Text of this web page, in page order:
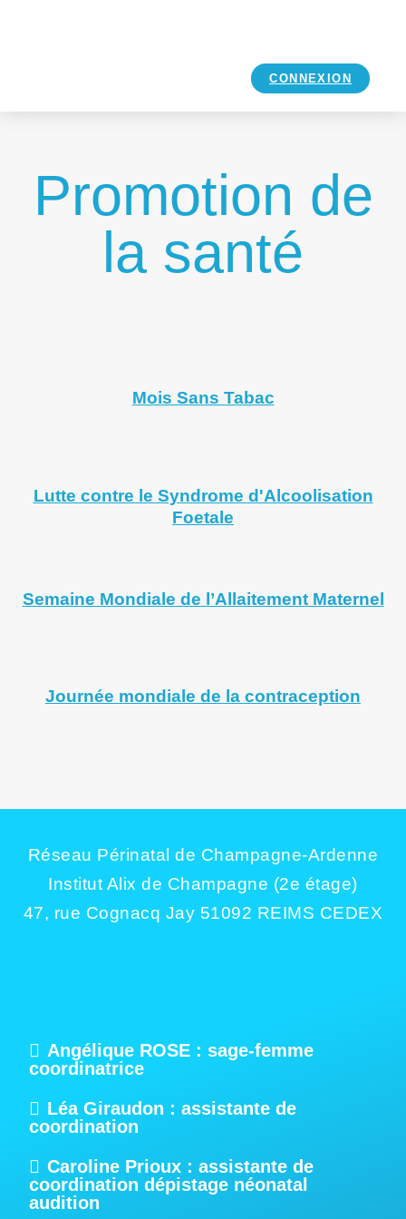
CONNEXION
Promotion de
la santé
Mois Sans Tabac
Lutte contre le Syndrome d'Alcoolisation
Foetale
Semaine Mondiale de l’Allaitement Maternel
Journée mondiale de la contraception
Réseau Périnatal de Champagne-Ardenne
Institut Alix de Champagne (2e étage)
47, rue Cognacq Jay 51092 REIMS CEDEX
Angélique ROSE : sage-femme
coordinatrice
Léa Giraudon : assistante de
coordination
Caroline Prioux : assistante de
coordination dépistage néonatal
audition